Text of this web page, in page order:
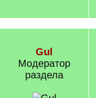
Gul
Модератор
раздела